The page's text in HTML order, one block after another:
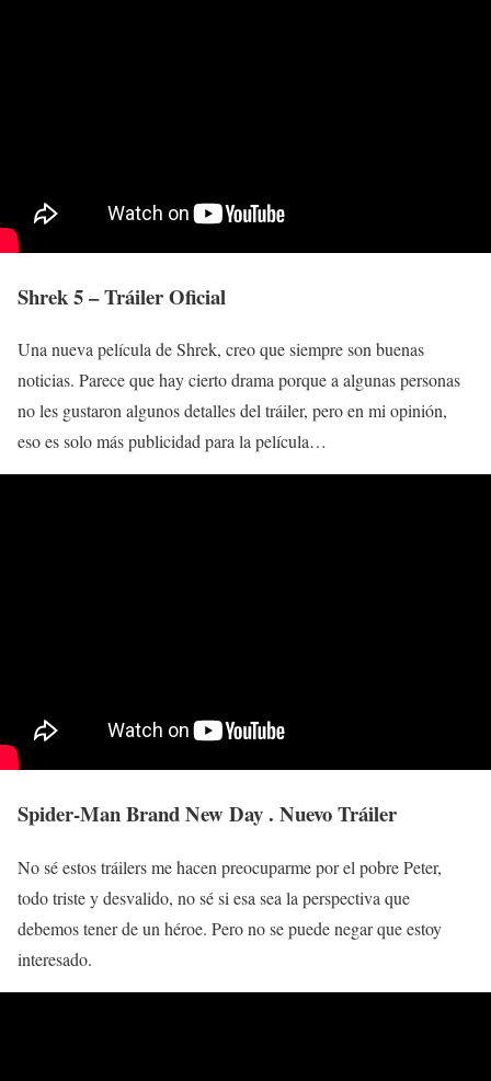
Shrek 5 – Tráiler Oficial
Una nueva película de Shrek, creo que siempre son buenas
noticias. Parece que hay cierto drama porque a algunas personas
no les gustaron algunos detalles del tráiler, pero en mi opinión,
eso es solo más publicidad para la película…
Spider-Man Brand New Day . Nuevo Tráiler
No sé estos tráilers me hacen preocuparme por el pobre Peter,
todo triste y desvalido, no sé si esa sea la perspectiva que
debemos tener de un héroe. Pero no se puede negar que estoy
interesado.